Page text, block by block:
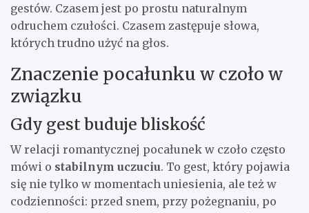
gestów. Czasem jest po prostu naturalnym
odruchem czułości. Czasem zastępuje słowa,
których trudno użyć na głos.
Znaczenie pocałunku w czoło w
związku
Gdy gest buduje bliskość
W relacji romantycznej pocałunek w czoło często
mówi o stabilnym uczuciu. To gest, który pojawia
się nie tylko w momentach uniesienia, ale też w
codzienności: przed snem, przy pożegnaniu, po